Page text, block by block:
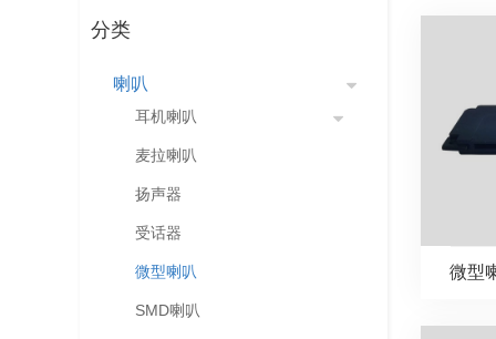
分类
喇叭
耳机喇叭
麦拉喇叭
扬声器
受话器
微型喇叭
SMD喇叭
微型